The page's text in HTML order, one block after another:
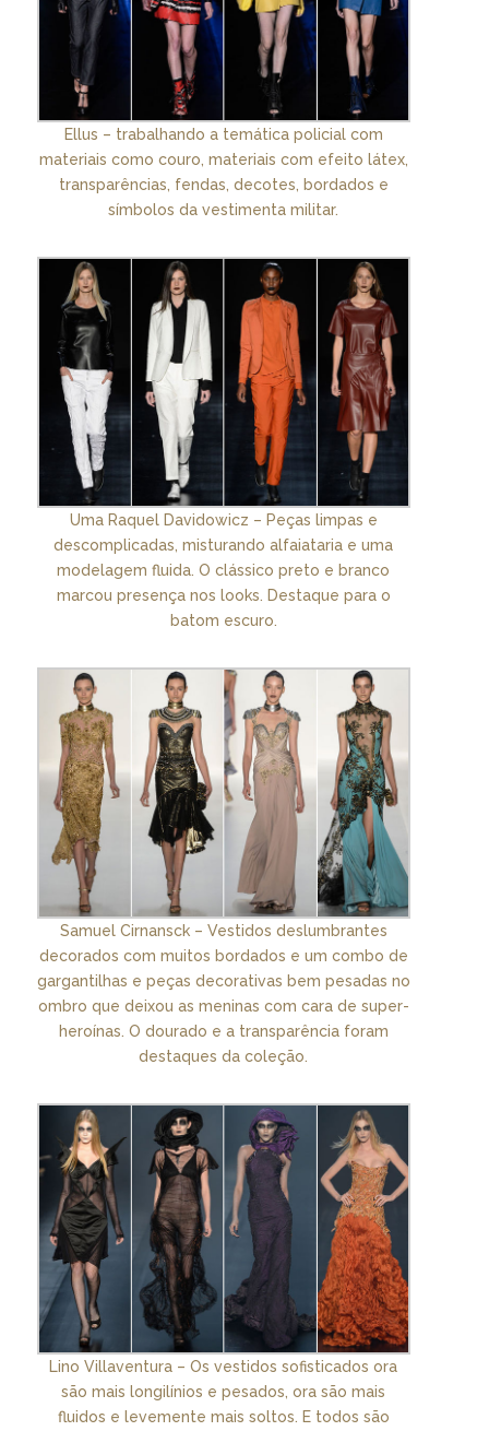
Ellus – trabalhando a temática policial com
materiais como couro, materiais com efeito látex,
transparências, fendas, decotes, bordados e
símbolos da vestimenta militar.
Uma Raquel Davidowicz – Peças limpas e
descomplicadas, misturando alfaiataria e uma
modelagem fluida. O clássico preto e branco
marcou presença nos looks. Destaque para o
batom escuro.
Samuel Cirnansck – Vestidos deslumbrantes
decorados com muitos bordados e um combo de
gargantilhas e peças decorativas bem pesadas no
ombro que deixou as meninas com cara de super-
heroínas. O dourado e a transparência foram
destaques da coleção.
Lino Villaventura – Os vestidos sofisticados ora
são mais longilínios e pesados, ora são mais
fluidos e levemente mais soltos. E todos são